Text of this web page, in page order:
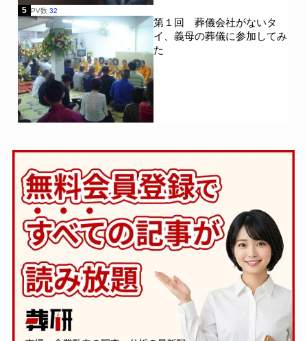
5 PV数 32
第１回 葬儀会社がないタ
イ、義母の葬儀に参加してみ
た